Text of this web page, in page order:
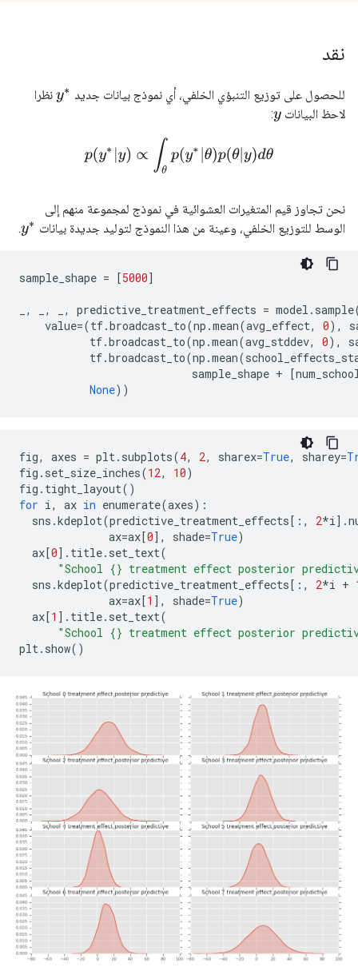
نقد
للحصول على توزيع التنبؤي الخلفي، أي نموذج بيانات جديد y∗ نظرا
لاحظ البيانات y
:
p( y ∗ θp y∗ |θ )p |y)d θ
نحن تجاوز قيم المتغيرات العشوائية في نموذج لمجموعة منهم إلى
الوسط للتوزيع الخلفي، وعينة من هذا النموذج لتوليد جديدة بيانات
y∗
.
sample_shape = [5000]
, , , predictive_treatment_effects = model . sample
value=(tf.broadcast_to(np .mean(avg_effect, 0),
tf.broadcast_to(np .mean(avg_stddev, 0),
tf.broadcast_to(np .mean(
sample_shape + [
None))
fig, axes = plt. subplots(4, 2, sharex=True, sharey=
fig . set_size_inches(12, 10)
fig . tight_layout()
for i, ax in enumerate(axes):
sns .kdeplot(predictive_treatment_effects [:, 2*i].
ax=ax [0], shade=True)
ax [0]. title. set_text(
"School {} treatment effect posterior
sns .kdeplot(predictive_treatment_effects [:, 2*i +
ax=ax [1 ], shade=True)
ax [1 ]. title. set_text(
"School {} treatment effect posterior
plt. show()